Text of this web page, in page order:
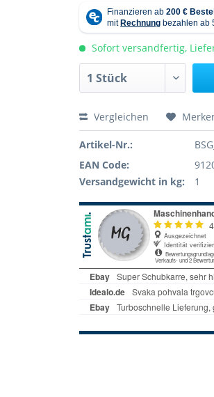
Sofort versandfertig,
Vergleichen
Artikel-Nr.:
EAN Code:
Versandgewicht in kg:
1